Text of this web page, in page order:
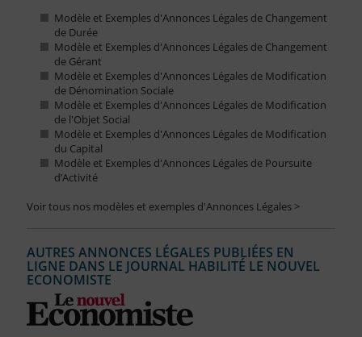
Modèle et Exemples d'Annonces Légales de Changement
de Durée
Modèle et Exemples d'Annonces Légales de Changement
de Gérant
Modèle et Exemples d'Annonces Légales de Modification
de Dénomination Sociale
Modèle et Exemples d'Annonces Légales de Modification
de l'Objet Social
Modèle et Exemples d'Annonces Légales de Modification
du Capital
Modèle et Exemples d'Annonces Légales de Poursuite
d’Activité
Voir tous nos modèles et exemples d'Annonces Légales >
AUTRES ANNONCES LÉGALES PUBLIÉES EN
LIGNE DANS LE JOURNAL HABILITÉ LE NOUVEL
ECONOMISTE